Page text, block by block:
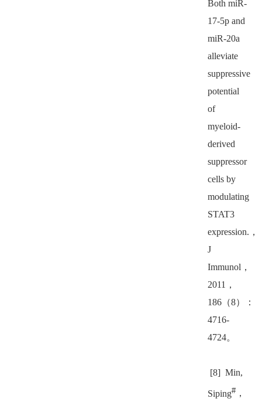
Both miR-
17-5p and
miR-20a
alleviate
suppressive
potential
of
myeloid-
derived
suppressor
cells by
modulating
STAT3
expression. ，
J
Immunol ，
2011 ，
186 （8）：
4716-
4724。
[8] Min,
Siping# ，